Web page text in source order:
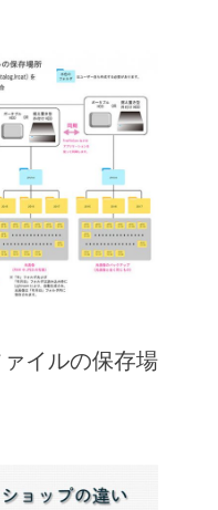
イルの保存場